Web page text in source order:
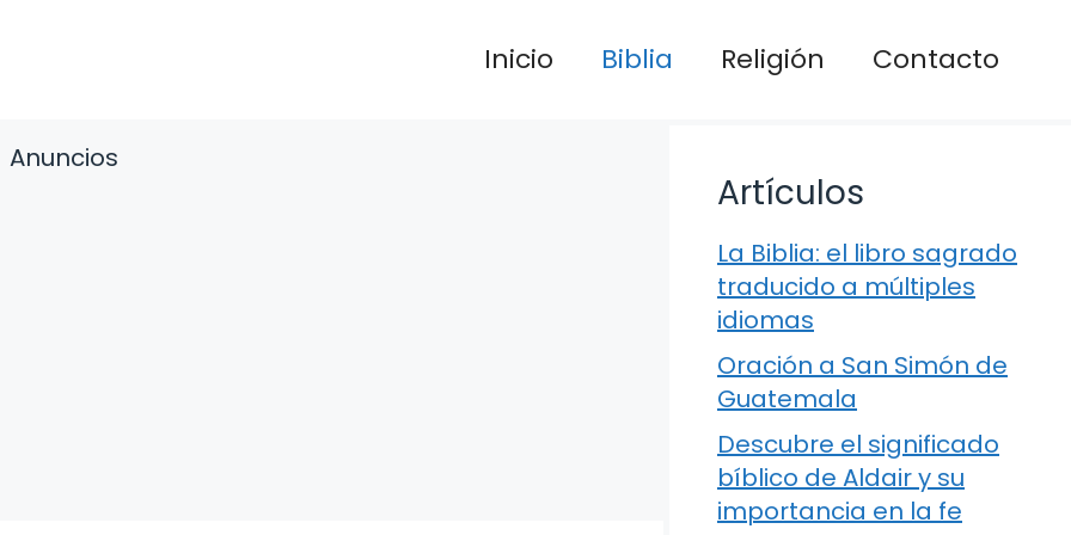
Inicio Biblia Religión Contacto
Anuncios
Artículos
La Biblia: el libro sagrado
traducido a múltiples
idiomas
Oración a San Simón de
Guatemala
Descubre el significado
bíblico de Aldair y su
importancia en la fe